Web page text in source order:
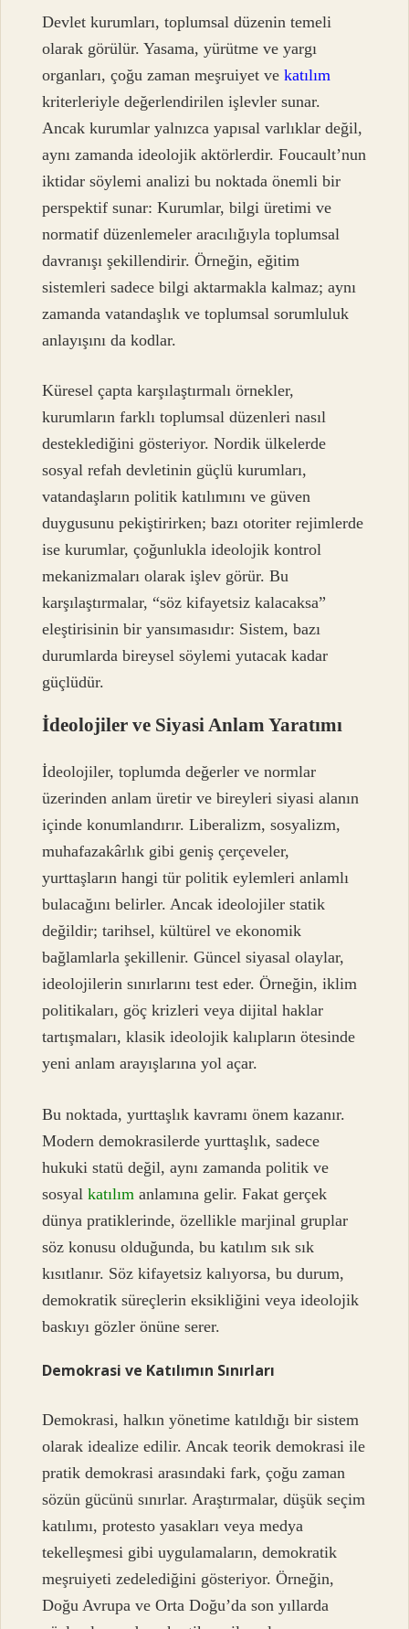
Devlet kurumları, toplumsal düzenin temeli
olarak görülür. Yasama, yürütme ve yargı
organları, çoğu zaman meşruiyet vekatılım
kriterleriyle değerlendirilen işlevler sunar.
Ancak kurumlar yalnızca yapısal varlıklar değil,
aynı zamanda ideolojik aktörlerdir. Foucault’nun
iktidar söylemi analizi bu noktada önemli bir
perspektif sunar: Kurumlar, bilgi üretimi ve
normatif düzenlemeler aracılığıyla toplumsal
davranışı şekillendirir. Örneğin, eğitim
sistemleri sadece bilgi aktarmakla kalmaz; aynı
zamanda vatandaşlık ve toplumsal sorumluluk
anlayışını da kodlar.
Küresel çapta karşılaştırmalı örnekler,
kurumların farklı toplumsal düzenleri nasıl
desteklediğini gösteriyor. Nordik ülkelerde
sosyal refah devletinin güçlü kurumları,
vatandaşların politik katılımını ve güven
duygusunu pekiştirirken; bazı otoriter rejimlerde
ise kurumlar, çoğunlukla ideolojik kontrol
mekanizmaları olarak işlev görür. Bu
karşılaştırmalar, “söz kifayetsiz kalacaksa”
eleştirisinin bir yansımasıdır: Sistem, bazı
durumlarda bireysel söylemi yutacak kadar
güçlüdür.
İdeolojiler ve Siyasi Anlam Yaratımı
İdeolojiler, toplumda değerler ve normlar
üzerinden anlam üretir ve bireyleri siyasi alanın
içinde konumlandırır. Liberalizm, sosyalizm,
muhafazakârlık gibi geniş çerçeveler,
yurttaşların hangi tür politik eylemleri anlamlı
bulacağını belirler. Ancak ideolojiler statik
değildir; tarihsel, kültürel ve ekonomik
bağlamlarla şekillenir. Güncel siyasal olaylar,
ideolojilerin sınırlarını test eder. Örneğin, iklim
politikaları, göç krizleri veya dijital haklar
tartışmaları, klasik ideolojik kalıpların ötesinde
yeni anlam arayışlarına yol açar.
Bu noktada, yurttaşlık kavramı önem kazanır.
Modern demokrasilerde yurttaşlık, sadece
hukuki statü değil, aynı zamanda politik ve
sosyalkatılım anlamına gelir. Fakat gerçek
dünya pratiklerinde, özellikle marjinal gruplar
söz konusu olduğunda, bu katılım sık sık
kısıtlanır. Söz kifayetsiz kalıyorsa, bu durum,
demokratik süreçlerin eksikliğini veya ideolojik
baskıyı gözler önüne serer.
Demokrasi ve Katılımın Sınırları
Demokrasi, halkın yönetime katıldığı bir sistem
olarak idealize edilir. Ancak teorik demokrasi ile
pratik demokrasi arasındaki fark, çoğu zaman
sözün gücünü sınırlar. Araştırmalar, düşük seçim
katılımı, protesto yasakları veya medya
tekelleşmesi gibi uygulamaların, demokratik
meşruiyeti zedelediğini gösteriyor. Örneğin,
Doğu Avrupa ve Orta Doğu’da son yıllarda